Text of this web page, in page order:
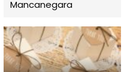
Mancanegara